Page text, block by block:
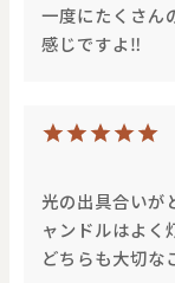
一度にたくさん
感じですよ‼
光の出具合いが
ャンドルはよく
どちらも大切な